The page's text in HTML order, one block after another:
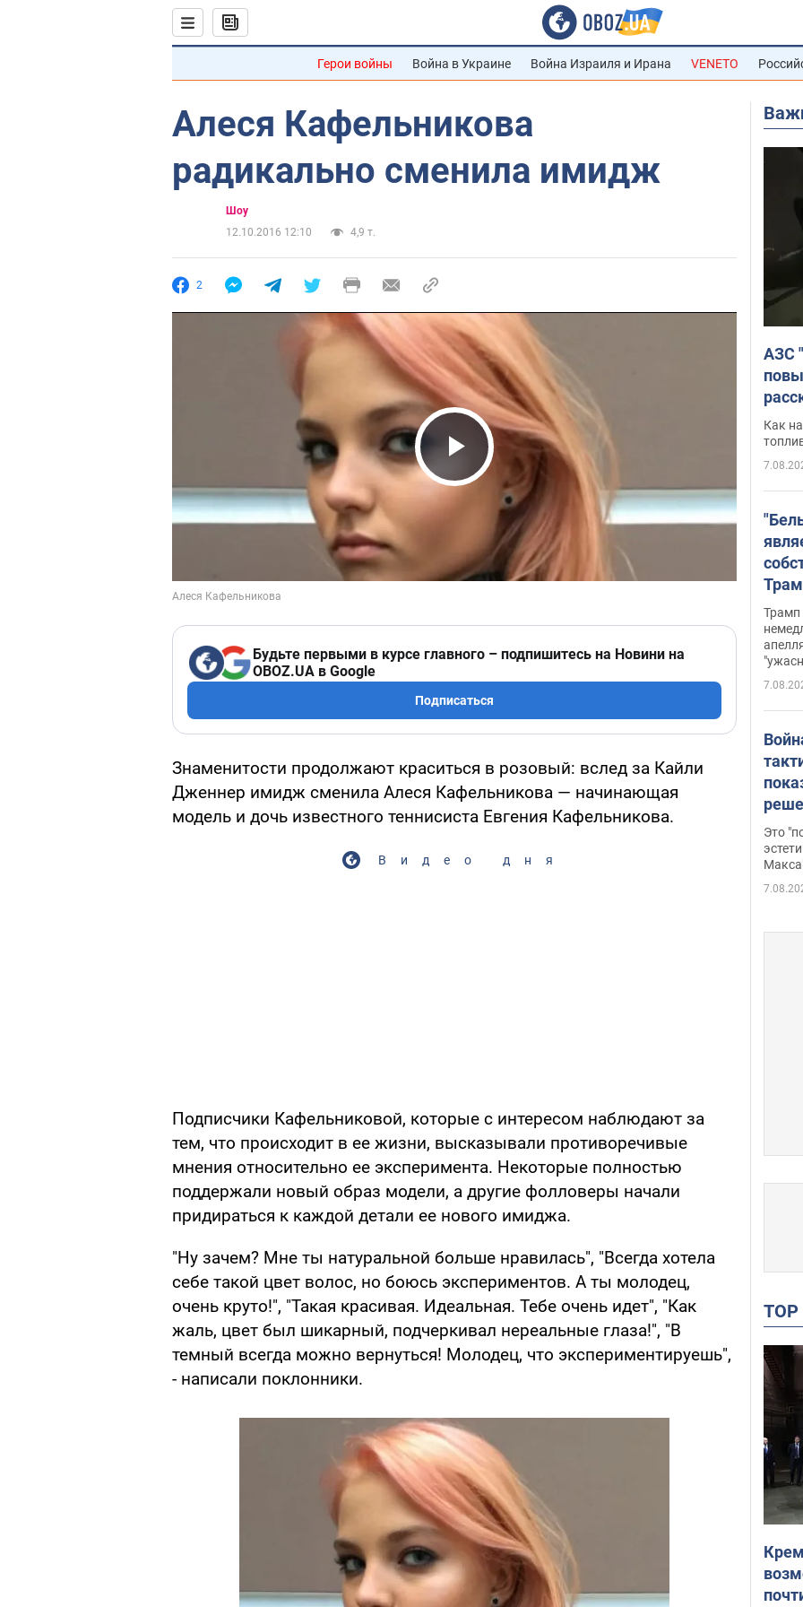
Герои войны Война в Украине Война Израиля и Ирана VENETO
Алеся Кафельникова
радикально сменила имидж
Шоу
12.10.2016 12:10
4,9 т.
2
Play Video
Будьте первыми в курсе главного – подпишитесь на Новини на
OBOZ.UA в Google
Подписаться
Знаменитости продолжают краситься в розовый: вслед за Кайли
Дженнер имидж сменила Алеся Кафельникова — начинающая
модель и дочь известного теннисиста Евгения Кафельникова.
Видео дня
Подписчики Кафельниковой, которые с интересом наблюдают за
тем, что происходит в ее жизни, высказывали противоречивые
мнения относительно ее эксперимента. Некоторые полностью
поддержали новый образ модели, а другие фолловеры начали
придираться к каждой детали ее нового имиджа.
"Ну зачем? Мне ты натуральной больше нравилась", "Всегда хотела
себе такой цвет волос, но боюсь экспериментов. А ты молодец,
очень круто!", "Такая красивая. Идеальная. Тебе очень идет", "Как
жаль, цвет был шикарный, подчеркивал нереальные глаза!", "В
темный всегда можно вернуться! Молодец, что экспериментируешь",
- написали поклонники.
АЗС
Как
Трамп
Это